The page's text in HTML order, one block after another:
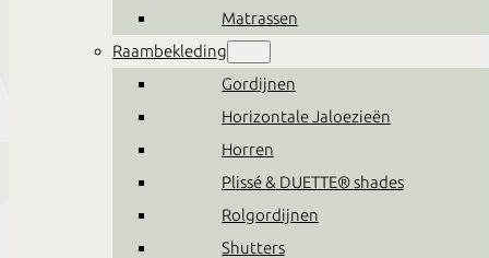
Matrassen
Raambekleding
Gordijnen
Horizontale Jaloezieën
Horren
Plissé & DUETTE® shades
Rolgordijnen
Shutters